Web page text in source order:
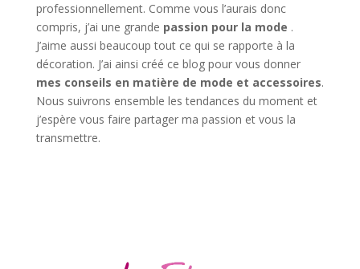
professionnellement. Comme vous l’aurais donc
compris, j’ai une grande passion pour la mode .
J’aime aussi beaucoup tout ce qui se rapporte à la
décoration. J’ai ainsi créé ce blog pour vous donner
mes conseils en matière de mode et accessoires.
Nous suivrons ensemble les tendances du moment et
j’espère vous faire partager ma passion et vous la
transmettre.